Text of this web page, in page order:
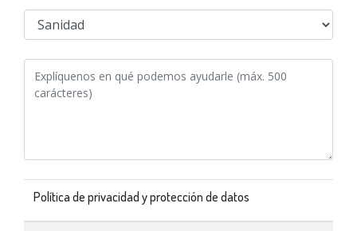
Política de privacidad y protección de datos